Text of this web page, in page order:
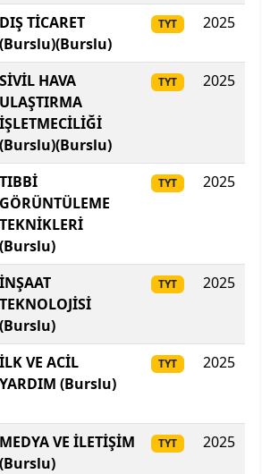
Ata Üniversitesi
Üniversitesi
Üniversitesi
Erdoğan Üniversitesi
Üniversitesi
Üniversitesi
Üniversitesi
DIŞ TİCARET
(Burslu)(Burslu)
TYT 2025
SİVİL HAVA
ULAŞTIRMA
İŞLETMECİLİĞİ
(Burslu)(Burslu)
TYT 2025
TIBBİ
GÖRÜNTÜLEME
TEKNİKLERİ
(Burslu)
TYT 2025
İNŞAAT
TEKNOLOJİSİ
(Burslu)
TYT 2025
İLK VE ACİL
YARDIM (Burslu)
TYT 2025
MEDYA VE İLETİŞİM
(Burslu)
TYT 2025